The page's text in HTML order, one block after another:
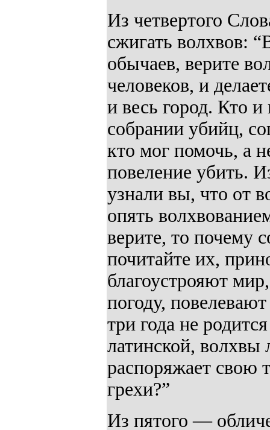
Из четвертого
сжигать волхвов:
обычаев, верите
человеков, и
и весь город. Кто
собрании убийц,
кто мог помочь, а
повеление убить.
узнали вы, что от
опять
верите, то почему
почитайте их,
благоустрояют
погоду,
три года не
латинской, волхвы
распоряжает свою
грехи?”
Из пятого —